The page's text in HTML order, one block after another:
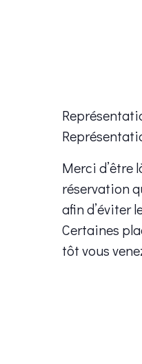
Merci d’être
réservation
afin d’éviter
Certaines
tôt vous